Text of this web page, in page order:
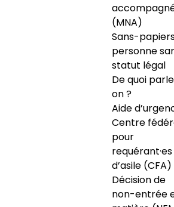
(MNA)
Sans-
personne
statut légal
De quoi
on ?
Aide
Centre
pour
requérant·es
d’asile (CFA)
Décision de
non-entrée